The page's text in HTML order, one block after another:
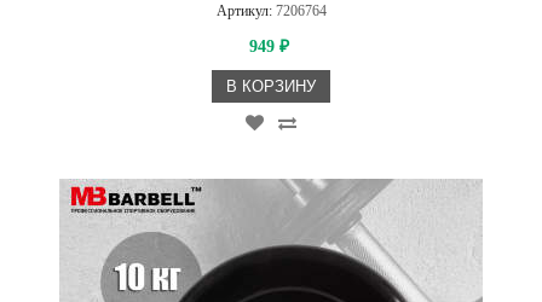
Артикул: 7206764
949 ₽
В КОРЗИНУ